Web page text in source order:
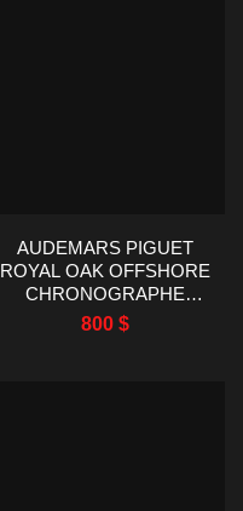
AUDEMARS PIGUET
ROYAL OAK OFFSHORE
CHRONOGRAPHE
RÉPLIQUE MONTRE
26408OR 44MM
800 $